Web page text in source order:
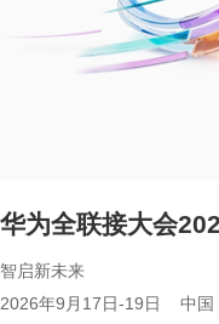
华为全联接大会
智启新未来
2026年9月17日-19日 中国